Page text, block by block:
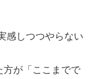
感しつつやらない
方が「ここまでで